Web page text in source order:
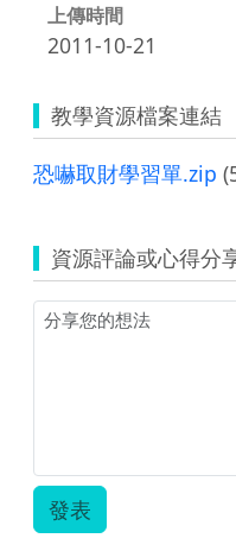
上傳時間
2011-10-21
教學資源檔案連結
恐嚇取財學習單.zip
資源評論或心得分
發表